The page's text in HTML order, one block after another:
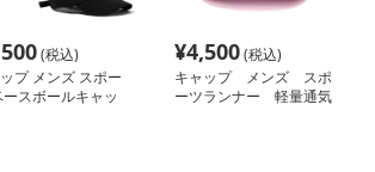
(税込)
プ メンズ スポー
ースボールキャッ
¥4,500(税込)
キャップ メンズ スポ
ーツランナー 軽量通気